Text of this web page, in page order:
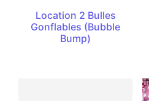
Location 2 Bulles
Gonflables (Bubble
Bump)